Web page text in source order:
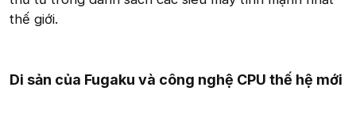
thế giới.
Di sản của Fugaku và công nghệ CPU thế hệ mới